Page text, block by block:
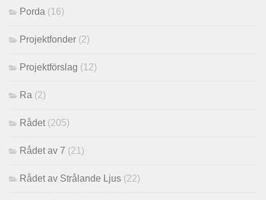
Porda (16)
Projektfonder (2)
Projektförslag (12)
Ra (2)
Rådet (205)
Rådet av 7 (21)
Rådet av Strålande Ljus (22)